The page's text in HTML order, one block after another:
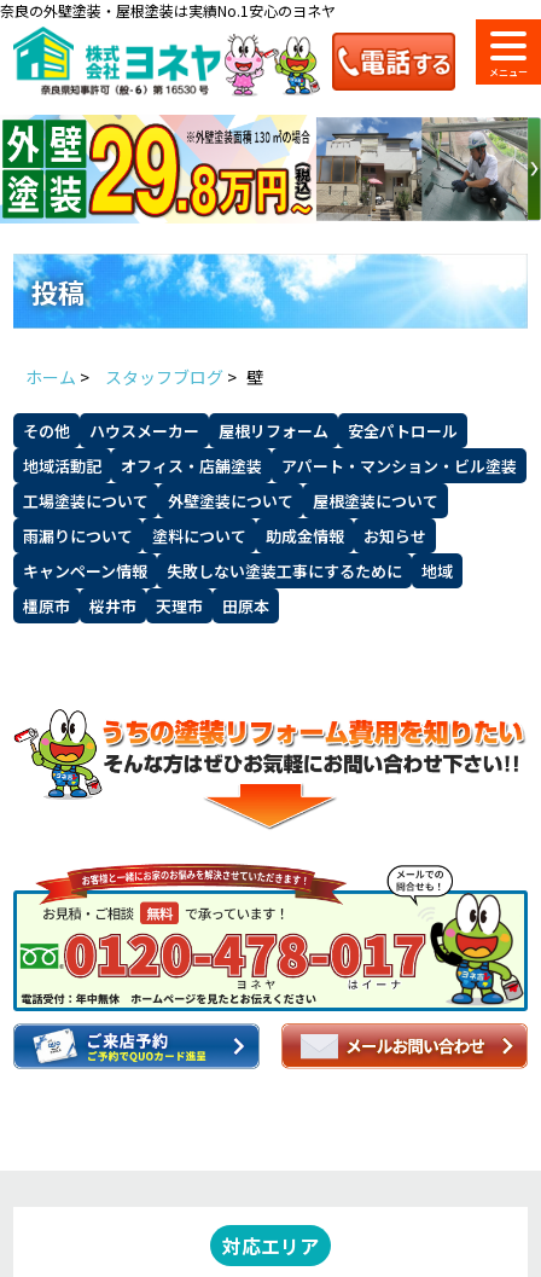
奈良の外壁塗装・屋根塗装は実績No.1安心のヨネヤ
料金一覧 会社案内 ショールーム
のご紹介
お問い合わせ
地域の事例がいっぱい
ヨネヤの施工実績
Home お客様の声
スタッフ紹介
雨漏りについて 雨漏りの施工実績
ヨネヤがお客様から選ばれる10の
理由
リフォームローン
工場倉庫改修 アパート・マンション修繕
見積もりシミュレーション
投稿
ホーム > スタッフブログ > 壁
その他 ハウスメーカー 屋根リフォーム
安全パトロール
地域活動記
オフィス・店舗塗装
アパート・マンション・ビル塗装
工場塗装について
外壁塗装について
屋根塗装について
雨漏りについて
塗料について 助成金情報
お知らせ
キャンペーン情報
失敗しない塗装工事にするために
地域
橿原市
桜井市 天理市 田原本
対応エリア